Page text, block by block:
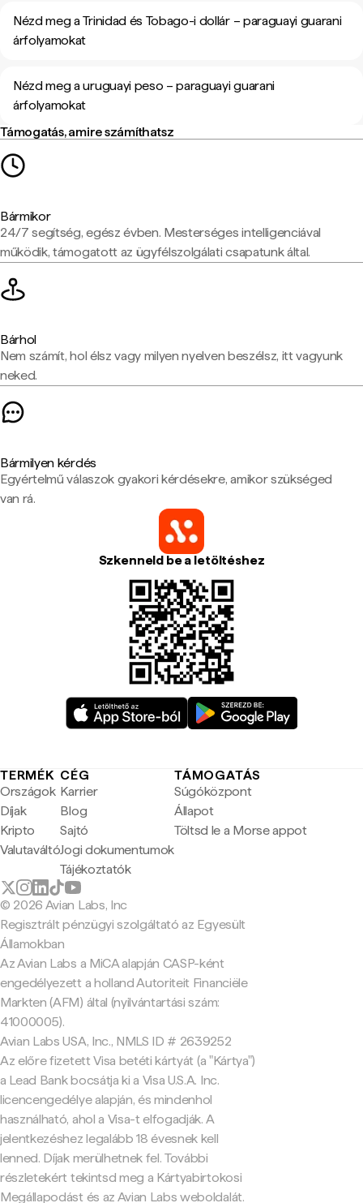
Nézd meg a Trinidad és Tobago-i dollár – paraguayi guarani
árfolyamokat
Nézd meg a uruguayi peso – paraguayi guarani
árfolyamokat
Támogatás, amire számíthatsz
Bármikor
24/7 segítség, egész évben. Mesterséges intelligenciával
működik, támogatott az ügyfélszolgálati csapatunk által.
Bárhol
Nem számít, hol élsz vagy milyen nyelven beszélsz, itt vagyunk
neked.
Bármilyen kérdés
Egyértelmű válaszok gyakori kérdésekre, amikor szükséged
van rá.
Szkenneld be a letöltéshez
TERMÉK
Országok
Díjak
Kripto
Valutaváltó
CÉG
Karrier
Blog
Sajtó
Jogi dokumentumok
Tájékoztatók
TÁMOGATÁS
Súgóközpont
Állapot
Töltsd le a Morse appot
© 2026 Avian Labs, Inc
Regisztrált pénzügyi szolgáltató az Egyesült
Államokban
Az Avian Labs a MiCA alapján CASP-ként
engedélyezett a holland Autoriteit Financiële
Markten (AFM) által (nyilvántartási szám:
41000005).
Avian Labs USA, Inc., NMLS ID # 2639252
Az előre fizetett Visa betéti kártyát (a "Kártya")
a Lead Bank bocsátja ki a Visa U.S.A. Inc.
licencengedélye alapján, és mindenhol
használható, ahol a Visa-t elfogadják. A
jelentkezéshez legalább 18 évesnek kell
lenned. Díjak merülhetnek fel. További
részletekért tekintsd meg a Kártyabirtokosi
Megállapodást és az Avian Labs weboldalát.